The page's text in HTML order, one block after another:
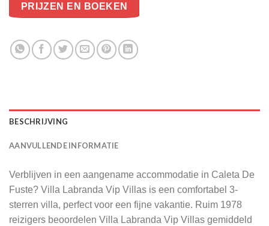
PRIJZEN EN BOEKEN
BESCHRIJVING
AANVULLENDE INFORMATIE
Verblijven in een aangename accommodatie in Caleta De
Fuste? Villa Labranda Vip Villas is een comfortabel 3-
sterren villa, perfect voor een fijne vakantie. Ruim 1978
reizigers beoordelen Villa Labranda Vip Villas gemiddeld